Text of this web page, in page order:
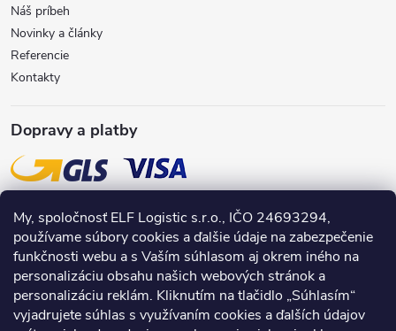
My, spoločnosť ELF Logistic s.r.o., IČO 24693294,
používame súbory cookies a ďalšie údaje na zabezpečenie
funkčnosti webu a s Vaším súhlasom aj okrem iného na
personalizáciu obsahu našich webových stránok a
personalizáciu reklám. Kliknutím na tlačidlo „Súhlasím“
vyjadrujete súhlas s využívaním cookies a ďalších údajov
Náš príbeh
Novinky a články
Referencie
Kontakty
Dopravy a platby